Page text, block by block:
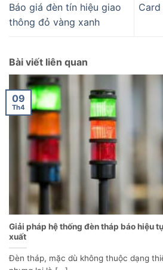
Báo giá đèn tín hiệu giao
thông đỏ vàng xanh
Bài viết liên quan
Giải pháp hệ thống đèn tháp báo hiệu
xuất
Đèn tháp, mặc dù không thuộc dạng
09
Th4